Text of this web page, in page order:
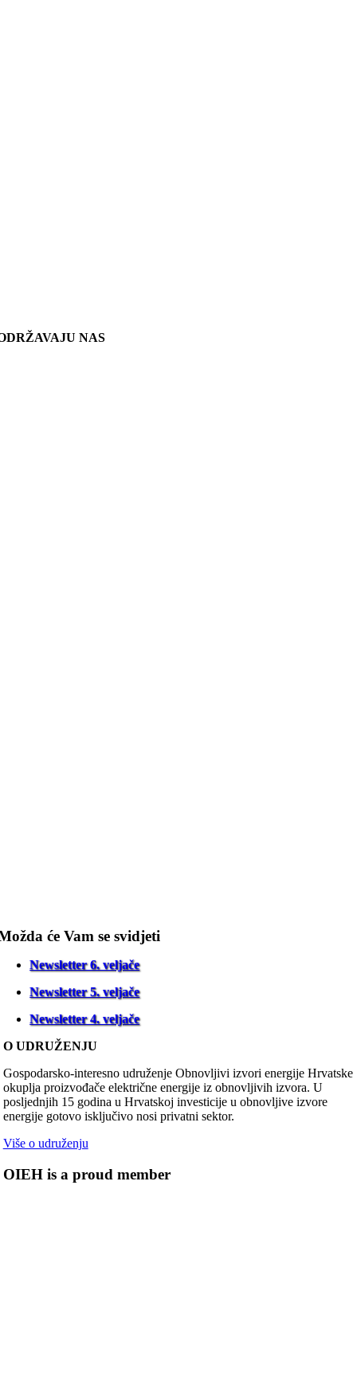
NAS
će Vam se svidjeti
Newsletter 6. veljače
Newsletter 5. veljače
Newsletter 4. veljače
O UDRUŽENJU
Gospodarsko-interesno udruženje Obnovljivi izvori energije Hrvatske
okuplja proizvođače električne energije iz obnovljivih izvora. U
posljednjih 15 godina u Hrvatskoj investicije u obnovljive izvore
energije gotovo isključivo nosi privatni sektor.
Više o udruženju
OIEH is a proud member